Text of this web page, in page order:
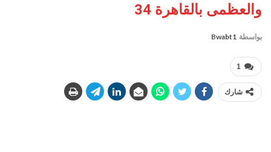
والعظمى بالقاهرة 34
بواسطة Bwabt1
1
شارك